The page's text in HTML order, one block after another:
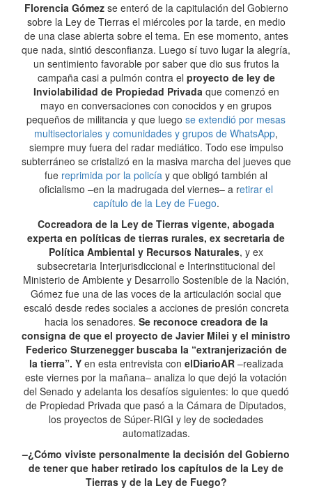
Florencia Gómezse enteró de la capitulación del Gobierno
sobre la Ley de Tierras el miércoles por la tarde, en medio
de una clase abierta sobre el tema. En ese momento, antes
que nada, sintió desconfianza. Luego sí tuvo lugar la alegría,
un sentimiento favorable por saber que dio sus frutos la
campaña casi a pulmón contra el proyecto de ley de
Inviolabilidad de Propiedad Privadaque comenzó en
mayo en conversaciones con conocidos y en grupos
pequeños de militancia y que luego se extendió por mesas
multisectoriales y comunidades y grupos de WhatsApp,
siempre muy fuera del radar mediático. Todo ese impulso
subterráneo se cristalizó en la masiva marcha del jueves que
fue reprimida por la policía y que obligó también al
oficialismo –en la madrugada del viernes– a retirar el
capítulo de la Ley de Fuego.
Cocreadora de la Ley de Tierras vigente, abogada
experta en políticas de tierras rurales, ex secretaria de
Política Ambiental y Recursos Naturales, y ex
subsecretaria Interjurisdiccional e Interinstitucional del
Ministerio de Ambiente y Desarrollo Sostenible de la Nación,
Gómez fue una de las voces de la articulación social que
escaló desde redes sociales a acciones de presión concreta
hacia los senadores. Se reconoce creadora de la
consigna de que el proyecto de Javier Milei y el ministro
Federico Sturzenegger buscaba la “extranjerización de
la tierra”. Y en esta entrevista con elDiarioAR–realizada
este viernes por la mañana– analiza lo que dejó la votación
del Senado y adelanta los desafíos siguientes: lo que quedó
de Propiedad Privada que pasó a la Cámara de Diputados,
los proyectos de Súper-RIGI y ley de sociedades
automatizadas.
–¿Cómo viviste personalmente la decisión del Gobierno
de tener que haber retirado los capítulos de la Ley de
Tierras y de la Ley de Fuego?